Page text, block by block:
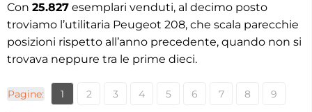
Con 25.827 esemplari venduti, al decimo posto
troviamo l’utilitaria Peugeot 208, che scala parecchie
posizioni rispetto all’anno precedente, quando non si
trovava neppure tra le prime dieci.
Pagine: 1 2 3 4 5 6 7 8 9